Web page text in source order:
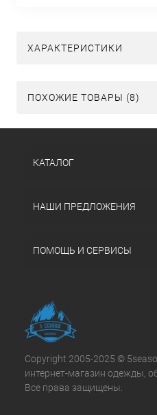
ХАРАКТЕРИСТИКИ
ПОХОЖИЕ ТОВАРЫ (8)
КАТАЛОГ
НАШИ ПРЕДЛОЖЕНИЯ
ПОМОЩЬ И СЕРВИСЫ
Copyright 2005-2025 ©
интернет-магазин одежды,
Все права защищены.